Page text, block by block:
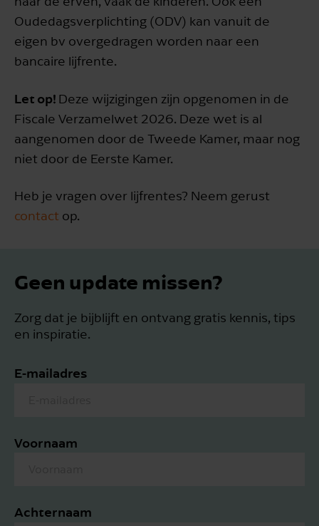
Oudedagsverplichting (ODV) kan vanuit de
eigen bv overgedragen worden naar een
bancaire lijfrente.
Let op! Deze wijzigingen zijn opgenomen in de
Fiscale Verzamelwet 2026. Deze wet is al
aangenomen door de Tweede Kamer, maar nog
niet door de Eerste Kamer.
Heb je vragen over lijfrentes? Neem gerust
contact op.
Geen update missen?
Zorg dat je bijblijft en ontvang gratis kennis, tips
en inspiratie.
E-mailadres
Voornaam
Achternaam